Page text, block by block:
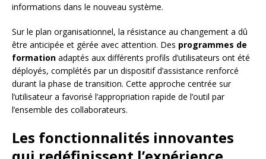
informations dans le nouveau système.
Sur le plan organisationnel, la résistance au changement a dû
être anticipée et gérée avec attention. Des programmes de
formation adaptés aux différents profils d’utilisateurs ont été
déployés, complétés par un dispositif d’assistance renforcé
durant la phase de transition. Cette approche centrée sur
l’utilisateur a favorisé l’appropriation rapide de l’outil par
l’ensemble des collaborateurs.
Les fonctionnalités innovantes